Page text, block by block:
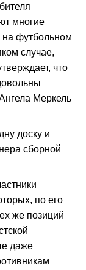
многие
футбольном
случае,
что
Меркель
доску и
сборной
по его
же позиций
даже